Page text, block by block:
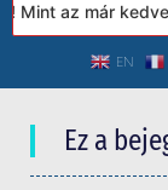
az már kedves
EN
Ez a